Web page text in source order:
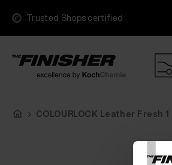
Trusted Shops certified
COLOURLOCK Leather Fresh